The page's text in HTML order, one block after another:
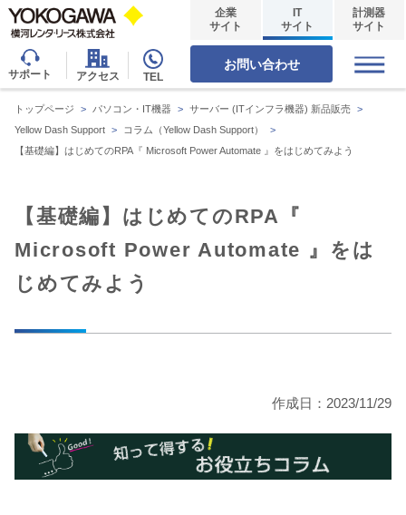
サポート アクセス TEL
企業
サイト
IT
サイト
計測器
サイト
お問い合わせ
トップページ > パソコン・IT機器 > サーバー (ITインフラ機器) 新品販売 >
Yellow Dash Support > コラム（Yellow Dash Support）
>
【基礎編】はじめてのRPA『 Microsoft Power Automate 』をはじめてみよう
【基礎編】はじめてのRPA『
Microsoft Power Automate 』をは
じめてみよう
作成日：2023/11/29